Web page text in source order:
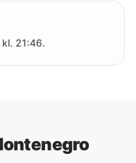
21:46.